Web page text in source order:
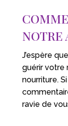
NOTRE
J’espère
guérir votre
nourriture.
ravie de